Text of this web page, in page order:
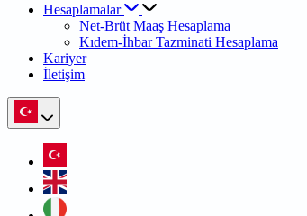
Hesaplamalar
Net-Brüt Maaş Hesaplama
Kıdem-İhbar Tazminati Hesaplama
Kariyer
İletişim